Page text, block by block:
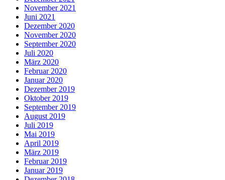
November 2021
Juni 2021
Dezember 2020
November 2020
September 2020
Juli 2020
März 2020
Februar 2020
Januar 2020
Dezember 2019
Oktober 2019
September 2019
August 2019
Juli 2019
Mai 2019
April 2019
März 2019
Februar 2019
Januar 2019